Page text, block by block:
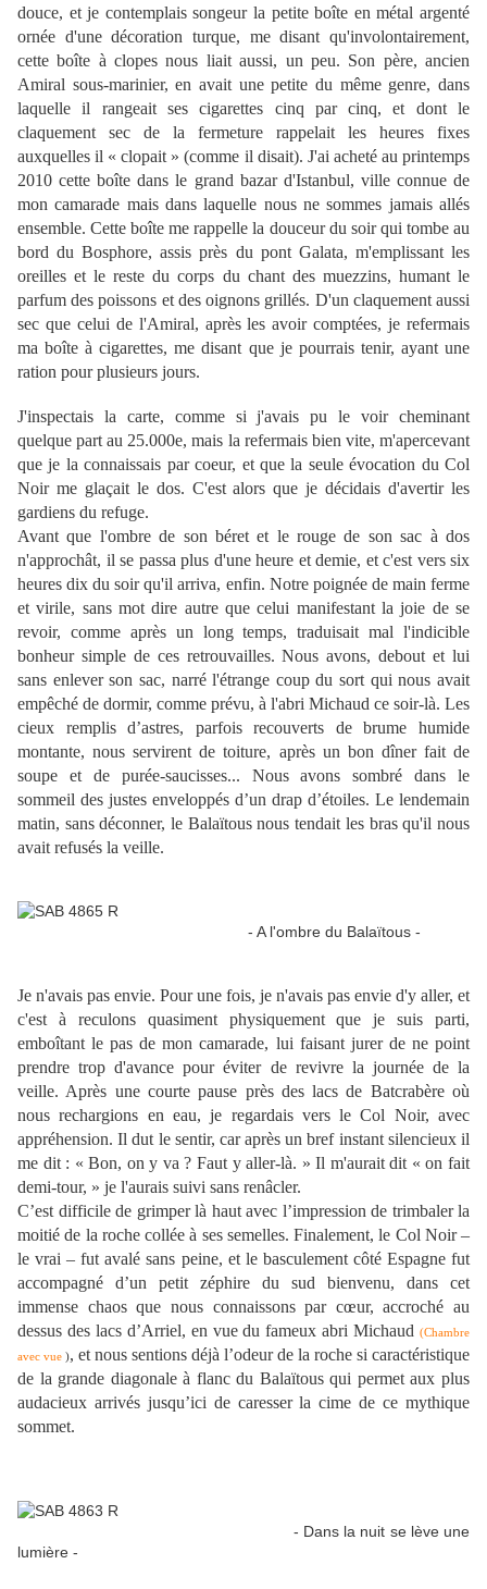
douce, et je contemplais songeur la petite boîte en métal argenté
ornée d'une décoration turque, me disant qu'involontairement,
cette boîte à clopes nous liait aussi, un peu. Son père, ancien
Amiral sous-marinier, en avait une petite du même genre, dans
laquelle il rangeait ses cigarettes cinq par cinq, et dont le
claquement sec de la fermeture rappelait les heures fixes
auxquelles il « clopait » (comme il disait). J'ai acheté au printemps
2010 cette boîte dans le grand bazar d'Istanbul, ville connue de
mon camarade mais dans laquelle nous ne sommes jamais allés
ensemble. Cette boîte me rappelle la douceur du soir qui tombe au
bord du Bosphore, assis près du pont Galata, m'emplissant les
oreilles et le reste du corps du chant des muezzins, humant le
parfum des poissons et des oignons grillés. D'un claquement aussi
sec que celui de l'Amiral, après les avoir comptées, je refermais
ma boîte à cigarettes, me disant que je pourrais tenir, ayant une
ration pour plusieurs jours.
J'inspectais la carte, comme si j'avais pu le voir cheminant
quelque part au 25.000e, mais la refermais bien vite, m'apercevant
que je la connaissais par coeur, et que la seule évocation du Col
Noir me glaçait le dos. C'est alors que je décidais d'avertir les
gardiens du refuge.
Avant que l'ombre de son béret et le rouge de son sac à dos
n'approchât, il se passa plus d'une heure et demie, et c'est vers six
heures dix du soir qu'il arriva, enfin. Notre poignée de main ferme
et virile, sans mot dire autre que celui manifestant la joie de se
revoir, comme après un long temps, traduisait mal l'indicible
bonheur simple de ces retrouvailles. Nous avons, debout et lui
sans enlever son sac, narré l'étrange coup du sort qui nous avait
empêché de dormir, comme prévu, à l'abri Michaud ce soir-là. Les
cieux remplis d’astres, parfois recouverts de brume humide
montante, nous servirent de toiture, après un bon dîner fait de
soupe et de purée-saucisses... Nous avons sombré dans le
sommeil des justes enveloppés d’un drap d’étoiles. Le lendemain
matin, sans déconner, le Balaïtous nous tendait les bras qu'il nous
avait refusés la veille.
- A l'ombre du Balaïtous -
Je n'avais pas envie. Pour une fois, je n'avais pas envie d'y aller, et
c'est à reculons quasiment physiquement que je suis parti,
emboîtant le pas de mon camarade, lui faisant jurer de ne point
prendre trop d'avance pour éviter de revivre la journée de la
veille. Après une courte pause près des lacs de Batcrabère où
nous rechargions en eau, je regardais vers le Col Noir, avec
appréhension. Il dut le sentir, car après un bref instant silencieux il
me dit : « Bon, on y va ? Faut y aller-là. » Il m'aurait dit « on fait
demi-tour, » je l'aurais suivi sans renâcler.
C’est difficile de grimper là haut avec l’impression de trimbaler la
moitié de la roche collée à ses semelles. Finalement, le Col Noir –
le vrai – fut avalé sans peine, et le basculement côté Espagne fut
accompagné d’un petit zéphire du sud bienvenu, dans cet
immense chaos que nous connaissons par cœur, accroché au
dessus des lacs d’Arriel, en vue du fameux abri Michaud (Chambre
avec vue ), et nous sentions déjà l’odeur de la roche si caractéristique
de la grande diagonale à flanc du Balaïtous qui permet aux plus
audacieux arrivés jusqu’ici de caresser la cime de ce mythique
sommet.
- Dans la nuit se lève une
lumière -